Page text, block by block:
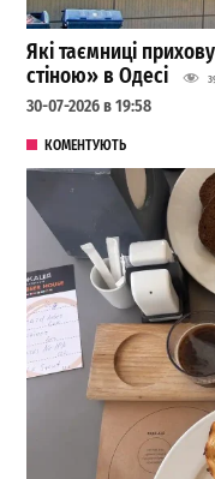
Які таємниці
стіною» в Одесі
30-07-2026 в 19:58
КОМЕНТУЮТЬ